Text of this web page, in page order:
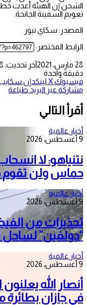
تعويم السفينة الجانحة.
المصدر: سكاي نيوز
الرابط المختصر:
28 مارس، 2021
آخر تحديث: 28 مارس، 2021
دقيقة واحدة
فيسبوك‫Xلينكدإن
مشاركة عبر البريد طباعة
أقرأ التالي
أخبار عالمية
9 أغسطس، 2026
نتنياهو: لا
حماس ولن تقوم
أخبار عالمية
9 أغسطس، 2026
تحذيرات من
“دولفين”
أخبار عالمية
9 أغسطس، 2026
أنصار الله
في جازان بطائرة